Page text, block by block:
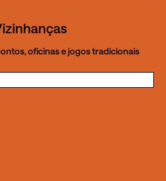
oficinas e jogos tradicionais